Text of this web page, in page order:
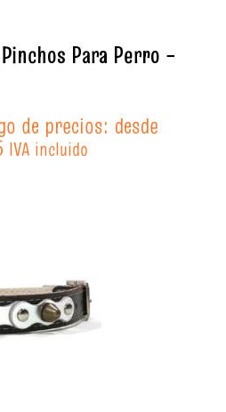
Para Perro –
de precios: desde
IVA incluido